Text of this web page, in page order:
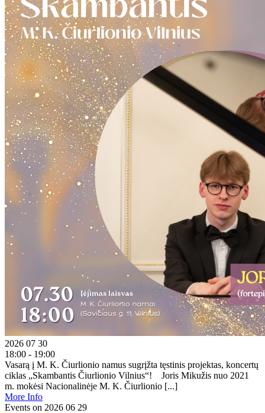
2026 07 30
18:00 - 19:00
Vasarą į M. K. Čiurlionio namus sugrįžta tęstinis projektas, koncertų
ciklas „Skambantis Čiurlionio Vilnius“! Joris Mikužis nuo 2021
m. mokėsi Nacionalinėje M. K. Čiurlionio [...]
More Info
Events on 2026 06 29